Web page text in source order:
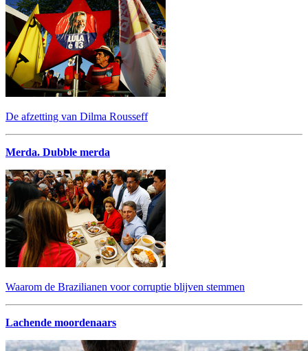
De afzetting van Dilma Rousseff
Merda. Dubble merda
Waarom de Brazilianen voor corruptie blijven stemmen
Lachende moordenaars